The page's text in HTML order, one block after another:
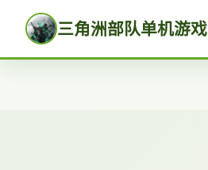
三角洲部队单机游戏